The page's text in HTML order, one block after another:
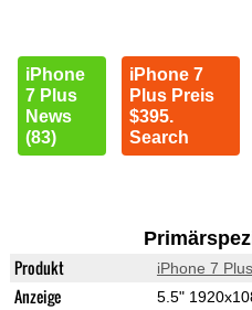
iPhone
7 Plus
News
(83)
iPhone 7
Plus Preis
$395.
Search
Produkt iPhone 7 Plus
Anzeige 5.5"